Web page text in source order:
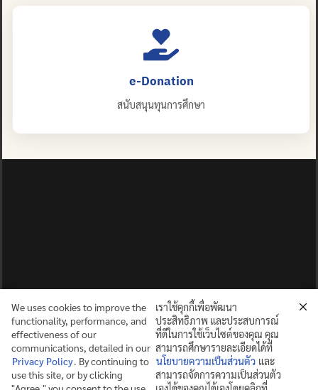
e-Donation
สนับสนุนทุนการศึกษา
ปญฺญาย ปริสุชฺฌติ (คนย่อมบริสุทธิ์ด้วยปัญญา)
We uses cookies to improve the
functionality, performance, and
effectiveness of our
communications, detailed in our
Privacy Policy. By continuing to
use this site, or by clicking
เราใช้คุกกี้เพื่อพัฒนา
ประสิทธิภาพ และประสบการณ์
ที่ดีในการใช้เว็บไซต์ของคุณ คุณ
สามารถศึกษารายละเอียดได้ที่
นโยบายความเป็นส่วนตัว และ
สามารถจัดการความเป็นส่วนตัว